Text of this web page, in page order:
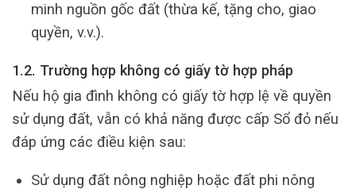
minh nguồn gốc đất (thừa kế, tặng cho, giao
quyền, v.v.).
1.2. Trường hợp không có giấy tờ hợp pháp
Nếu hộ gia đình không có giấy tờ hợp lệ về quyền
sử dụng đất, vẫn có khả năng được cấp Sổ đỏ nếu
đáp ứng các điều kiện sau:
Sử dụng đất nông nghiệp hoặc đất phi nông